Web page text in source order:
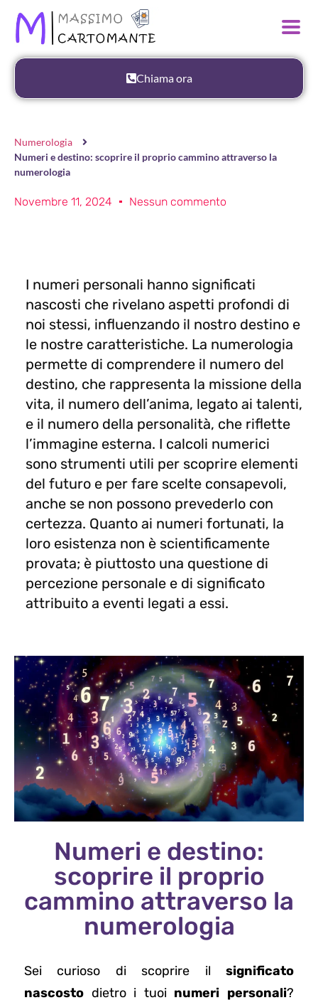
Chiama ora
Numerologia
Numeri e destino: scoprire il proprio cammino attraverso la
numerologia
Novembre 11, 2024 Nessun commento
I numeri personali hanno significati
nascosti che rivelano aspetti profondi di
noi stessi, influenzando il nostro destino e
le nostre caratteristiche. La numerologia
permette di comprendere il numero del
destino, che rappresenta la missione della
vita, il numero dell’anima, legato ai talenti,
e il numero della personalità, che riflette
l’immagine esterna. I calcoli numerici
sono strumenti utili per scoprire elementi
del futuro e per fare scelte consapevoli,
anche se non possono prevederlo con
certezza. Quanto ai numeri fortunati, la
loro esistenza non è scientificamente
provata; è piuttosto una questione di
percezione personale e di significato
attribuito a eventi legati a essi.
Numeri e destino:
scoprire il proprio
cammino attraverso la
numerologia
Sei curioso di scoprire il significato
nascosto dietro i tuoi numeri personali?